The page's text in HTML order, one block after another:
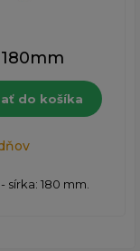
do košíka
sírka: 180 mm.